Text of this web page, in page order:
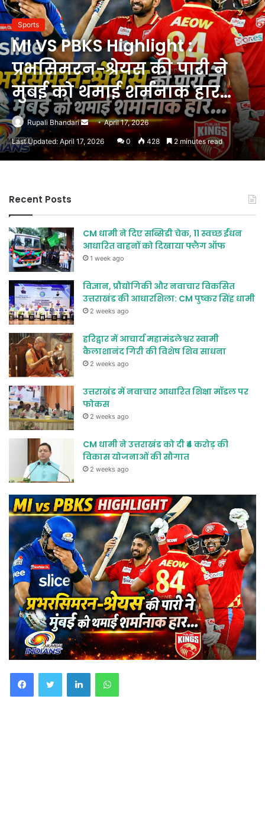
Sports
MI VS PBKS Highlight :
प्रभसिमरन-श्रेयस की पारी ने
मुंबई को थमाई शर्मनाक हार…
Rupali Bhandari
Send
email
April 17, 2026
Last Updated: April 17, 2026 0 428 2 minutes read
FacebookTwitter LinkedInWhatsApp
Recent Posts
CM धामी ने दिए सब्सिडी चेक, 11 स्वच्छ ईंधन
आधारित वाहनों को दिखाया फ्लैग ऑफ
1 week ago
विज्ञान, प्रौद्योगिकी और नवाचार विकसित
उत्तराखंड की आधारशिला: CM पुष्कर सिंह धामी
2 weeks ago
हरिद्वार में आचार्य महामंडलेश्वर स्वामी
कैलाशानंद गिरी की विशेष शिव साधना
2 weeks ago
उत्तराखंड में नवाचार आधारित शिक्षा मॉडल पर
फोकस
2 weeks ago
CM धामी ने उत्तराखंड को दी ₹4 करोड़ की
विकास योजनाओं की सौगात
2 weeks ago